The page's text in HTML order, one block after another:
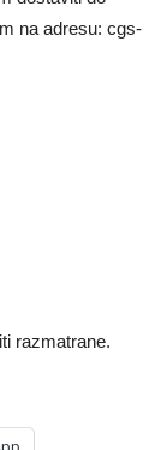
na adresu: cgs-
razmatrane.